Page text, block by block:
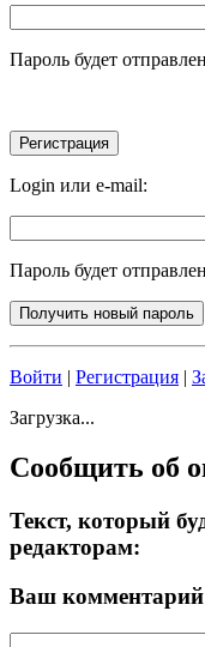
Пароль будет
Login или e-mail:
Пароль будет
Войти | Регистрация |
Загрузка...
Сообщить об
Текст, который
редакторам:
Ваш комментарий